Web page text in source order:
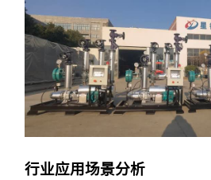
行业应用场景分析